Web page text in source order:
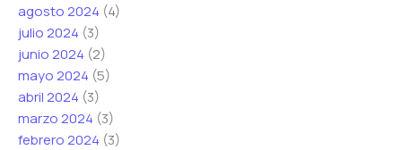
agosto 2024 (4)
julio 2024 (3)
junio 2024 (2)
mayo 2024 (5)
abril 2024 (3)
marzo 2024 (3)
febrero 2024 (3)